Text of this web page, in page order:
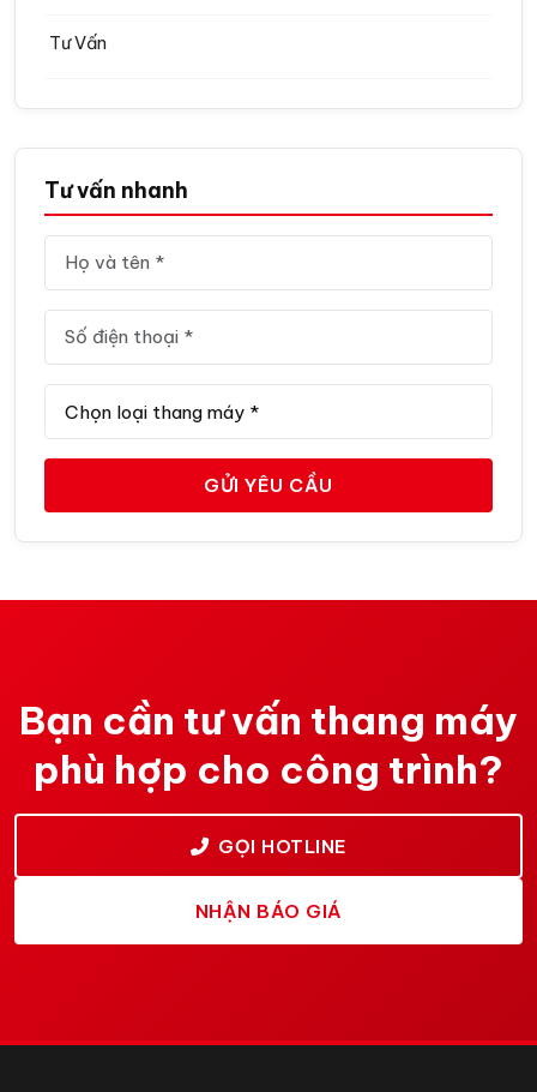
Tư Vấn
Tư vấn nhanh
GỬI YÊU CẦU
Bạn cần tư vấn thang máy
phù hợp cho công trình?
GỌI HOTLINE
NHẬN BÁO GIÁ